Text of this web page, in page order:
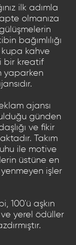
ilk adımla
olmanıza
bağımlılığı
kupa kahve
bir kreatif
yaparken
ajansı
günden
ve fikir
Takım
ile motive
üstüne en
işler
100'ü aşkın
ve yerel ödüller